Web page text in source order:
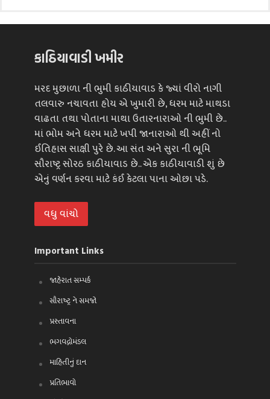
કાઠિયાવાડી ખમીર
મરદ મુછાળા ની ભુમી કાઠીયાવાડ કે જ્યાં વીરો નાગી
તલવારુ નચાવતા હોય એ ખુમારી છે, ધરમ માટે માથડા
વાઢતા તથા પોતાના માથા ઉતારનારાઓ ની ભુમી છે..
માં ભોમ અને ધરમ માટે ખપી જાનારાઓ થી અહીં નો
ઈતિહાસ સાક્ષી પુરે છે. આ સંત અને સુરા ની ભૂમિ
સૌરાષ્ટ્ર સોરઠ કાઠીયાવાડ છે.. એક કાઠીયાવાડી શું છે
એનું વર્ણન કરવા માટે કંઈ કેટલા પાના ઓછા પડે.
વધુ વાંચો
Important Links
જાહેરાત સમ્પર્ક
સૌરાષ્ટ્ર ને સમજો
પ્રસ્તાવના
ભગવદ્ગોમંડલ
માહિતીનું દાન
પ્રતિભાવો